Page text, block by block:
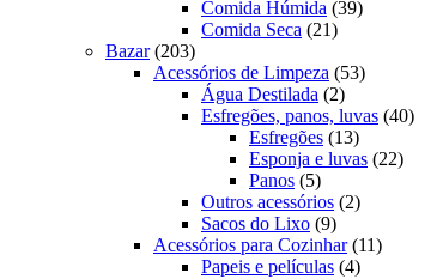
Comida Húmida 3939
Comida Seca 2121
Bazar 203203
produtos
Acessórios de Limpeza 5353
Água Destilada 22
produtos
Esfregões, panos, luvas 4040
Esfregões 1313
produtos
Esponja e luvas 2222
Panos 55
produtos
Outros acessórios 22
Sacos do Lixo 99
produtos
Acessórios para Cozinhar 1111
Papeis e películas 44